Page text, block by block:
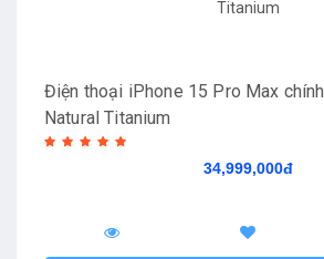
Điện thoại iPhone 15 Pro Max
Natural Titanium
34,999,000đ